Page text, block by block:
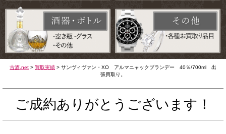
古酒.net > 買取実績 > サンヴィヴァン・XO アルマニャックブランデー 40％/700ml 出
張買取り。
ご成約ありがとうございます！